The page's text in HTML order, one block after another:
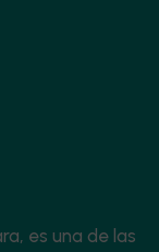
es una de las